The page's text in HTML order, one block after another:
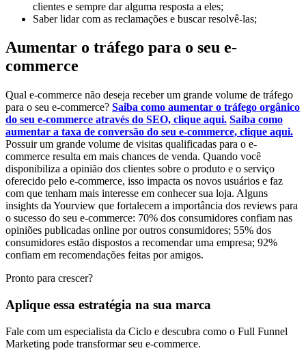
clientes e sempre dar alguma resposta a eles;
Saber lidar com as reclamações e buscar resolvê-las;
Aumentar o tráfego para o seu e-
commerce
Qual e-commerce não deseja receber um grande volume de tráfego
para o seu e-commerce? Saiba como aumentar o tráfego orgânico
do seu e-commerce através do SEO, clique aqui. Saiba como
aumentar a taxa de conversão do seu e-commerce, clique aqui.
Possuir um grande volume de visitas qualificadas para o e-
commerce resulta em mais chances de venda. Quando você
disponibiliza a opinião dos clientes sobre o produto e o serviço
oferecido pelo e-commerce, isso impacta os novos usuários e faz
com que tenham mais interesse em conhecer sua loja. Alguns
insights da Yourview que fortalecem a importância dos reviews para
o sucesso do seu e-commerce: 70% dos consumidores confiam nas
opiniões publicadas online por outros consumidores; 55% dos
consumidores estão dispostos a recomendar uma empresa; 92%
confiam em recomendações feitas por amigos.
Pronto para crescer?
Aplique essa estratégia na sua marca
Fale com um especialista da Ciclo e descubra como o Full Funnel
Marketing pode transformar seu e-commerce.